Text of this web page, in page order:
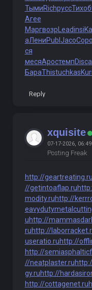
ТымиRichруссТихо
Агее
Маргвозр Leadinsi
аЛениPubl JacoСоро
ся
месяApocтемпDisc
БараThistuchkas
Reply
xquisite
07-17-2026,
Posting Freak
http://geartreating.ru
//getintoaflap.ru
modity.ruhttp://
uhttp://
ruhttp://
useratio.ruhttp://
http://
//neatplaster.ru
gy.ruhttp://
http://cottagenet.ru